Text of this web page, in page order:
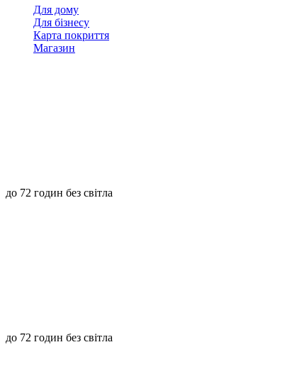
Для дому
Для бізнесу
Карта покриття
Магазин
до 72 годин без світла
до 72 годин без світла